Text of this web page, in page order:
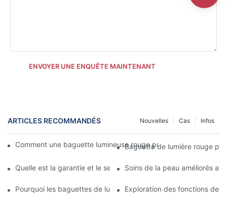
ENVOYER UNE ENQUÊTE MAINTENANT
ARTICLES RECOMMANDÉS Infos
Cas
Nouvelles
Comment une baguette lumineuse rouge pour le visage est-
Baguette de lumière rouge
Quelle est la garantie et le service après-vente d'une baguette
Soins de la peau améliorés
Pourquoi les baguettes de lumière rouge pour le visage
Exploration des fonctions de